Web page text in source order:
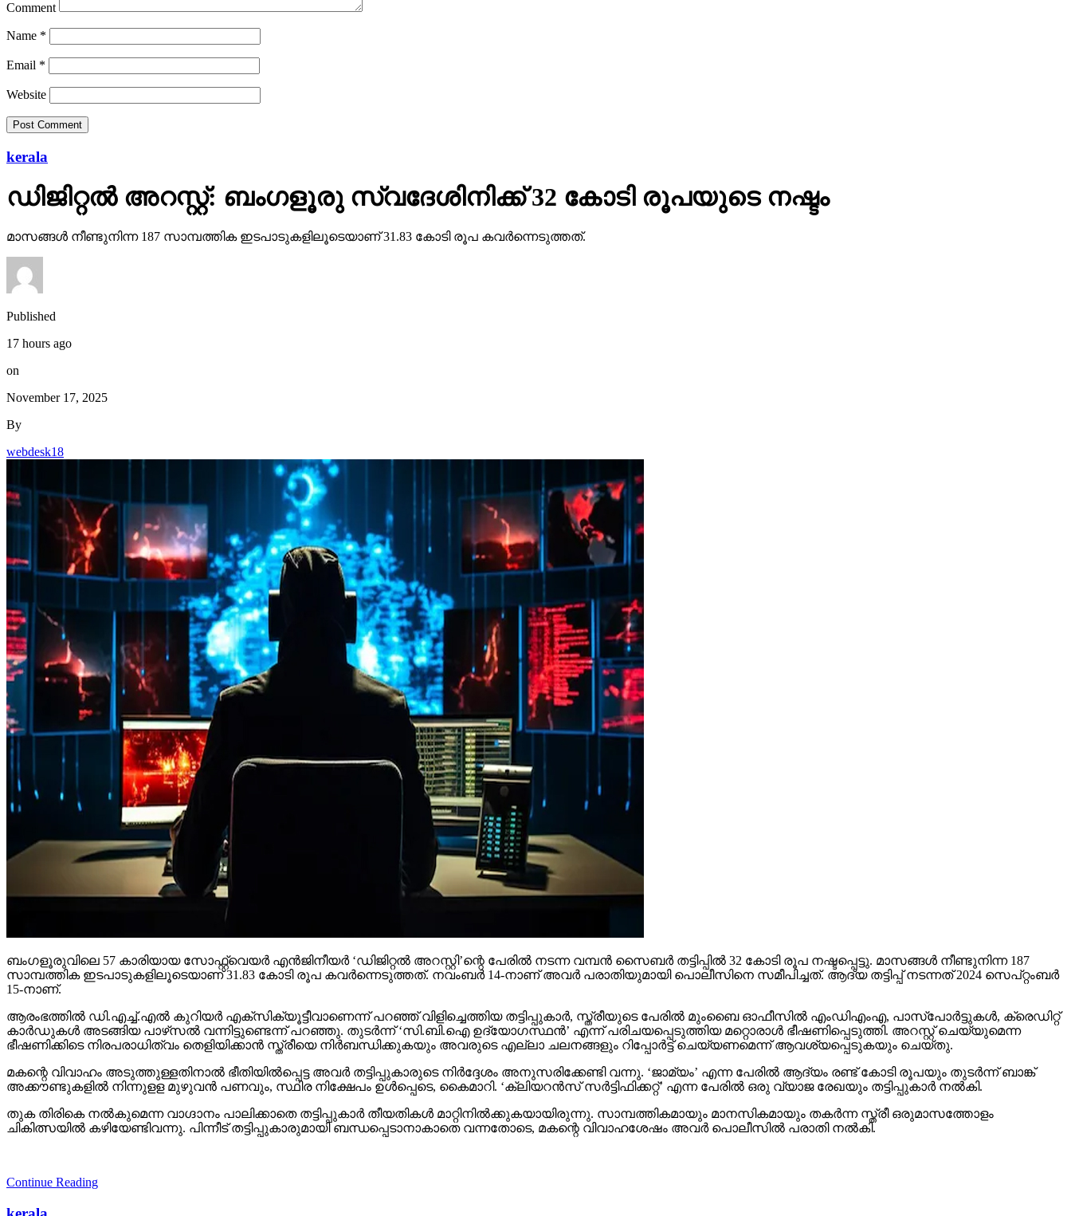
Comment
Name *
Email *
Website
kerala
ഡിജിറ്റല്‍ അറസ്റ്റ്: ബംഗളൂരു സ്വദേശിനിക്ക് 32 കോടി രൂപയുടെ നഷ്ടം
മാസങ്ങള്‍ നീണ്ടുനിന്ന 187 സാമ്പത്തിക ഇടപാടുകളിലൂടെയാണ് 31.83 കോടി രൂപ കവര്‍ന്നെടുത്തത്.
Published
17 hours ago
on
November 17, 2025
By
webdesk18
ബംഗളൂരുവിലെ 57 കാരിയായ സോഫ്റ്റ്വെയര്‍ എന്‍ജിനീയര്‍ ‘ഡിജിറ്റല്‍ അറസ്റ്റി’ന്റെ പേരില്‍ നടന്ന വമ്പന്‍ സൈബര്‍ തട്ടിപ്പില്‍ 32 കോടി രൂപ നഷ്ടപ്പെട്ടു. മാസങ്ങള്‍ നീണ്ടുനിന്ന 187
സാമ്പത്തിക ഇടപാടുകളിലൂടെയാണ് 31.83 കോടി രൂപ കവര്‍ന്നെടുത്തത്. നവംബര്‍ 14-നാണ് അവര്‍ പരാതിയുമായി പൊലീസിനെ സമീപിച്ചത്. ആദ്യ തട്ടിപ്പ് നടന്നത് 2024 സെപ്റ്റംബര്‍
15-നാണ്.
ആരംഭത്തില്‍ ഡി.എച്ച്.എല്‍ കുറിയര്‍ എക്‌സിക്യൂട്ടീവാണെന്ന് പറഞ്ഞ് വിളിച്ചെത്തിയ തട്ടിപ്പുകാര്‍, സ്ത്രീയുടെ പേരില്‍ മുംബൈ ഓഫീസില്‍ എംഡിഎംഎ, പാസ്പോര്‍ട്ടുകള്‍, ക്രെഡിറ്റ്
കാര്‍ഡുകള്‍ അടങ്ങിയ പാഴ്‌സല്‍ വന്നിട്ടുണ്ടെന്ന് പറഞ്ഞു. തുടര്‍ന്ന് ‘സി.ബി.ഐ ഉദ്യോഗസ്ഥന്‍’ എന്ന് പരിചയപ്പെടുത്തിയ മറ്റൊരാള്‍ ഭീഷണിപ്പെടുത്തി. അറസ്റ്റ് ചെയ്യുമെന്ന
ഭീഷണിക്കിടെ നിരപരാധിത്വം തെളിയിക്കാന്‍ സ്ത്രീയെ നിര്‍ബന്ധിക്കുകയും അവരുടെ എല്ലാ ചലനങ്ങളും റിപ്പോര്‍ട്ട് ചെയ്യണമെന്ന് ആവശ്യപ്പെടുകയും ചെയ്തു.
മകന്റെ വിവാഹം അടുത്തുള്ളതിനാല്‍ ഭീതിയില്‍പ്പെട്ട അവര്‍ തട്ടിപ്പുകാരുടെ നിര്‍ദ്ദേശം അനുസരിക്കേണ്ടി വന്നു. ‘ജാമ്യം’ എന്ന പേരില്‍ ആദ്യം രണ്ട് കോടി രൂപയും തുടര്‍ന്ന് ബാങ്ക്
അക്കൗണ്ടുകളില്‍ നിന്നുളള മുഴുവന്‍ പണവും, സ്ഥിര നിക്ഷേപം ഉള്‍പ്പെടെ, കൈമാറി. ‘ക്ലിയറന്‍സ് സര്‍ട്ടിഫിക്കറ്റ്’ എന്ന പേരില്‍ ഒരു വ്യാജ രേഖയും തട്ടിപ്പുകാര്‍ നല്‍കി.
തുക തിരികെ നല്‍കുമെന്ന വാഗ്ദാനം പാലിക്കാതെ തട്ടിപ്പുകാര്‍ തീയതികള്‍ മാറ്റിനില്‍ക്കുകയായിരുന്നു. സാമ്പത്തികമായും മാനസികമായും തകര്‍ന്ന സ്ത്രീ ഒരുമാസത്തോളം
ചികിത്സയില്‍ കഴിയേണ്ടിവന്നു. പിന്നീട് തട്ടിപ്പുകാരുമായി ബന്ധപ്പെടാനാകാതെ വന്നതോടെ, മകന്റെ വിവാഹശേഷം അവര്‍ പൊലീസില്‍ പരാതി നല്‍കി.
Continue Reading